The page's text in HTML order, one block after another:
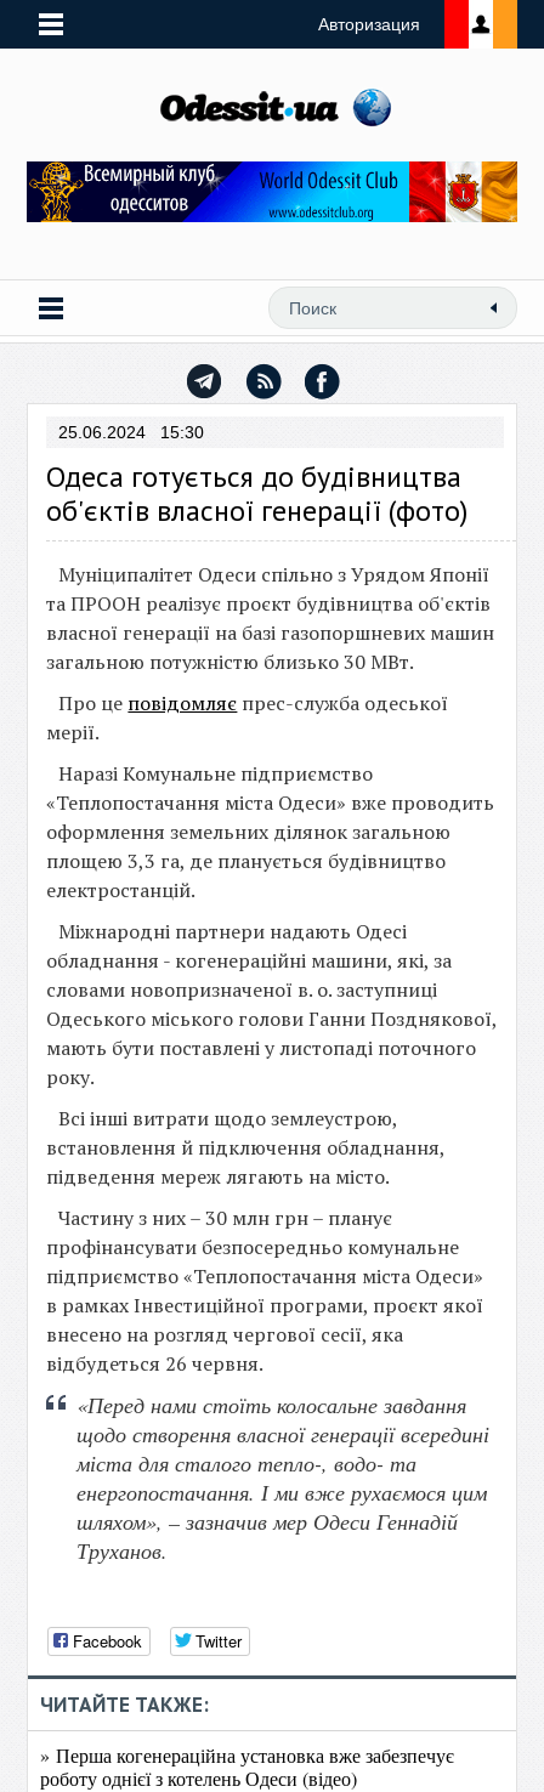
Авторизация
25.06.2024 15:30
Одеса готується до будівництва
об'єктів власної генерації (фото)
Муніципалітет Одеси спільно з Урядом Японії
та ПРООН реалізує проєкт будівництва об'єктів
власної генерації на базі газопоршневих машин
загальною потужністю близько 30 МВт.
Про це повідомляє прес-служба одеської
мерії.
Наразі Комунальне підприємство
«Теплопостачання міста Одеси» вже проводить
оформлення земельних ділянок загальною
площею 3,3 га, де планується будівництво
електростанцій.
Міжнародні партнери надають Одесі
обладнання - когенераційні машини, які, за
словами новопризначеної в. о. заступниці
Одеського міського голови Ганни Позднякової,
мають бути поставлені у листопаді поточного
року.
Всі інші витрати щодо землеустрою,
встановлення й підключення обладнання,
підведення мереж лягають на місто.
Частину з них – 30 млн грн – планує
профінансувати безпосередньо комунальне
підприємство «Теплопостачання міста Одеси»
в рамках Інвестиційної програми, проєкт якої
внесено на розгляд чергової сесії, яка
відбудеться 26 червня.
«Перед нами стоїть колосальне завдання
щодо створення власної генерації всередині
міста для сталого тепло-, водо- та
енергопостачання. І ми вже рухаємося цим
шляхом», – зазначив мер Одеси Геннадій
Труханов.
Facebook Twitter
ЧИТАЙТЕ ТАКЖЕ:
» Перша когенераційна установка вже забезпечує
роботу однієї з котелень Одеси (відео)